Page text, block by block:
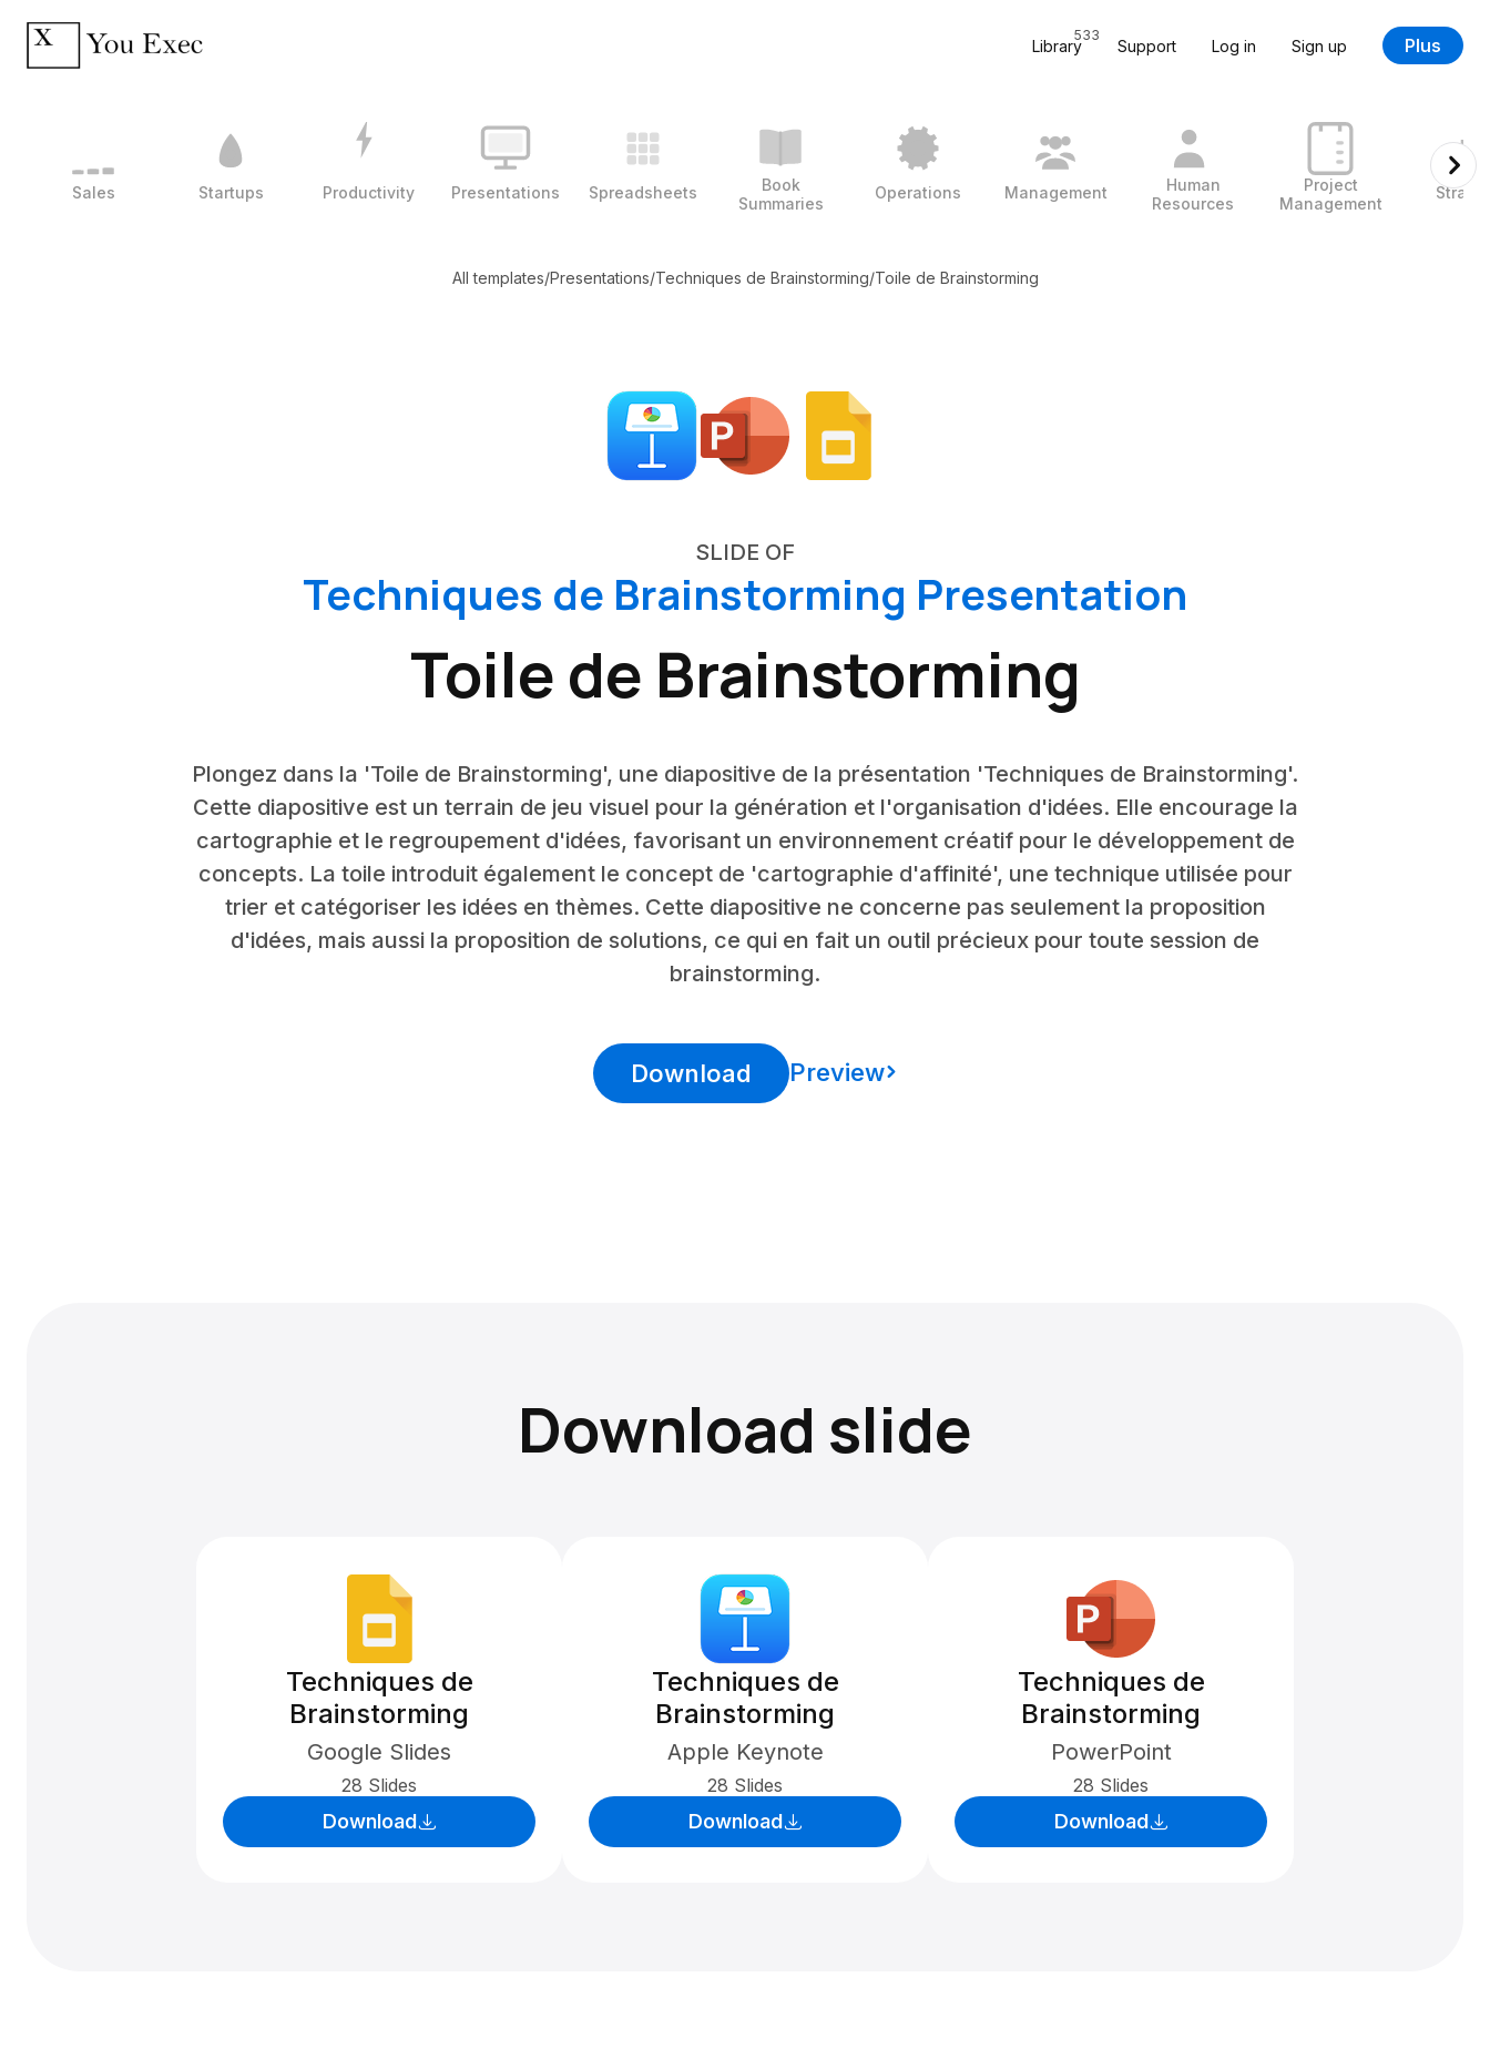
Library
533
Support Log in Sign up Plus
Sales Startups Productivity Presentations Spreadsheets
Book
Summaries
Operations Management
Human
Resources
Project
Management
All templates/Presentations/Techniques de Brainstorming/Toile de Brainstorming
SLIDE OF
Techniques de Brainstorming Presentation
Toile de Brainstorming
Plongez dans la 'Toile de Brainstorming', une diapositive de la présentation 'Techniques de Brainstorming'.
Cette diapositive est un terrain de jeu visuel pour la génération et l'organisation d'idées. Elle encourage la
cartographie et le regroupement d'idées, favorisant un environnement créatif pour le développement de
concepts. La toile introduit également le concept de 'cartographie d'affinité', une technique utilisée pour
trier et catégoriser les idées en thèmes. Cette diapositive ne concerne pas seulement la proposition
d'idées, mais aussi la proposition de solutions, ce qui en fait un outil précieux pour toute session de
brainstorming.
Download Preview
Download slide
Techniques de
Brainstorming
Google Slides
28 Slides
Download
Techniques de
Brainstorming
Apple Keynote
28 Slides
Download
Techniques de
Brainstorming
PowerPoint
28 Slides
Download